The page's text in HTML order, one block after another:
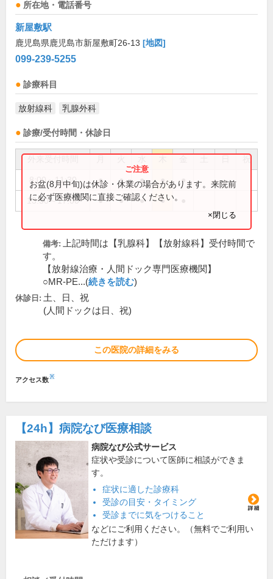
所在地・電話番号
新屋敷駅
鹿児島県鹿児島市新屋敷町26-13 [地図]
099-239-5255
診療科目
放射線科 乳腺外科
診療/受付時間・休診日
祝
8:00～11:30 ● ● ● ● ●
13:30～17:00 ● ● ● ●
お盆(8月中旬)は休診・休業の場合があります。来院前
に必ず医療機関に直接ご確認ください。
×閉じる
備考:
上記時間は【乳腺科】【放射線科】受付時間で
す。
【放射線治療・人間ドック専門医療機関】
○MR-PE...(続きを読む)
休診日: 土、日、祝
(人間ドックは日、祝)
この医院の詳細をみる
アクセス数※
【24h】 病院なび医療相談
病院なび公式サービス
症状や受診について医師に相談ができま
す。
症状に適した診療科
受診の目安・タイミング
受診までに気をつけること
などにご利用ください。（無料でご利用い
ただけます）